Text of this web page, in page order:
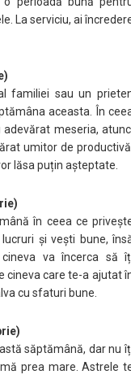
La serviciu, ai
familiei sau un
aceasta. În
meseria,
umitor de
lăsa puțin așteptate.
în ceea ce
și vești bune,
va încerca să
cineva care te-a ajutat
cu sfaturi bune.
săptămână, dar nu
prea mare. Astrele